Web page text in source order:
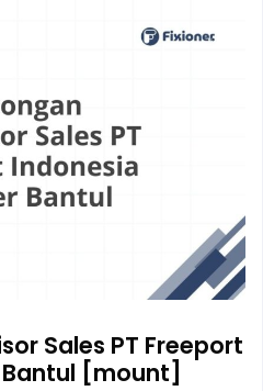
Sales PT Freeport
[mount]